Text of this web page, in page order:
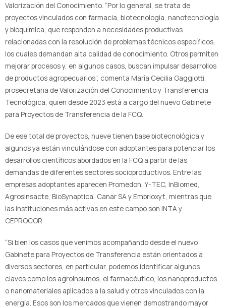
Valorización del Conocimiento. “Por lo general, se trata de
proyectos vinculados con farmacia, biotecnología, nanotecnología
y bioquímica, que responden a necesidades productivas
relacionadas con la resolución de problemas técnicos específicos,
los cuales demandan alta calidad de conocimiento. Otros permiten
mejorar procesos y, en algunos casos, buscan impulsar desarrollos
de productos agropecuarios”, comenta María Cecilia Gaggiotti,
prosecretaria de Valorización del Conocimiento y Transferencia
Tecnológica, quien desde 2023 está a cargo del nuevo Gabinete
para Proyectos de Transferencia de la FCQ.
De ese total de proyectos, nueve tienen base biotecnológica y
algunos ya están vinculándose con adoptantes para potenciar los
desarrollos científicos abordados en la FCQ a partir de las
demandas de diferentes sectores socioproductivos. Entre las
empresas adoptantes aparecen Promedon, Y-TEC, InBiomed,
Agrosinsacte, BioSynaptica, Canar SA y Embrioxyt, mientras que
las instituciones más activas en este campo son INTA y
CEPROCOR.
“Si bien los casos que venimos acompañando desde el nuevo
Gabinete para Proyectos de Transferencia están orientados a
diversos sectores, en particular, podemos identificar algunos
claves como los agroinsumos, el farmacéutico, los nanoproductos
o nanomateriales aplicados a la salud y otros vinculados con la
energía. Esos son los mercados que vienen demostrando mayor